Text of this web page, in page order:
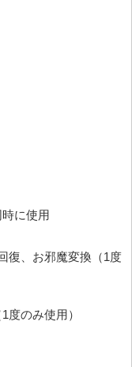
に使用
復、お邪魔変換（1度
のみ使用）